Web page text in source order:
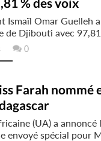
Ismaïl Omar Guelleh
de Djibouti avec
0
Farah nommé
(UA) a
envoyé spécial pour